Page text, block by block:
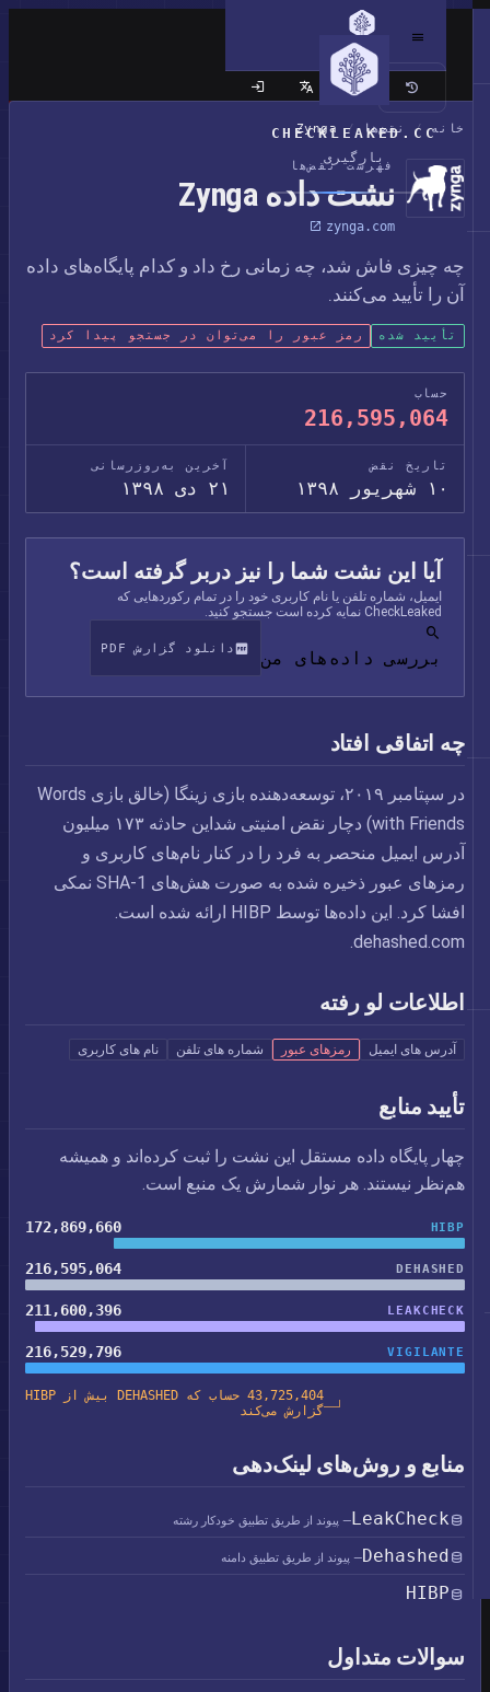
CHECKLEAKED.CC
بارگیری
سایت کلاسیک
خانه / نقض‌ها /
Zynga
فهرست نقض‌ها
نشت داده Zynga
zynga.com
چه چیزی فاش شد، چه زمانی رخ داد و کدام پایگاه‌های داده
آن را تأیید می‌کنند.
تأیید شده رمز عبور را می‌توان در جستجو پیدا کرد
حساب
216,595,064
تاریخ نقض آخرین به‌روزرسانی
۲۱ دی ۱۳۹۸
آیا این نشت شما را نیز دربر گرفته است؟
ایمیل، شماره تلفن یا نام کاربری خود را در تمام رکوردهایی که
CheckLeaked نمایه کرده است جستجو کنید.
بررسی داده‌های من دانلود گزارش PDF
چه اتفاقی افتاد
در سپتامبر ۲۰۱۹، توسعه‌دهنده بازی زینگا (خالق بازی Words
with Friends) دچار نقض امنیتی شداین حادثه ۱۷۳ میلیون
آدرس ایمیل منحصر به فرد را در کنار نام‌های کاربری و
رمزهای عبور ذخیره شده به صورت هش‌های SHA-1 نمکی
افشا کرد. این داده‌ها توسط HIBP ارائه شده است.
dehashed.com.
اطلاعات لو رفته
آدرس های ایمیل رمزهای عبور شماره های تلفن نام های کاربری
تأیید منابع
چهار پایگاه داده مستقل این نشت را ثبت کرده‌اند و همیشه
هم‌نظر نیستند. هر نوار شمارش یک منبع است.
HIBP
172,869,660
DEHASHED
216,595,064
LEAKCHECK
211,600,396
VIGILANTE
216,529,796
43,725,404 حساب که DEHASHED بیش از HIBP
گزارش می‌کند
منابع و روش‌های لینک‌دهی
LeakCheck— پیوند از طریق تطبیق خودکار رشته
Dehashed— پیوند از طریق تطبیق دامنه
HIBP
سوالات متداول